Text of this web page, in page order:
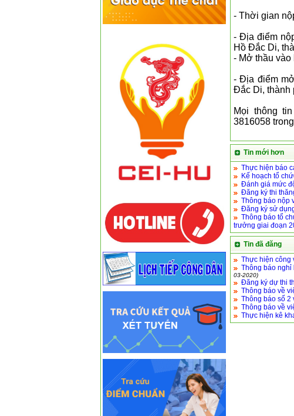
- Thời gian
- Địa điểm
Hồ Đắc Di,
- Mở thầu vào
- Địa điểm
Đắc Di, thành
Mọi thông
3816058
Tin mới hơn
Thực hiện báo
Kế hoạch tổ
Đánh giá mức
Đăng ký thi
Thông báo nộp
Đăng ký sử
Thông báo tổ
trưởng giai đoạn
Tin đã đăng
Thực hiện công
Thông báo nghỉ
03-2020)
Đăng ký dự thi
Thông báo về
Thông báo số 2
Thông báo về
Thực hiện kê